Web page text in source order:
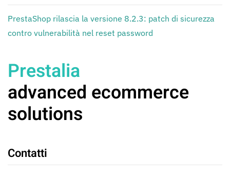
PrestaShop rilascia la versione 8.2.3: patch di sicurezza
contro vulnerabilità nel reset password
Prestalia
advanced ecommerce
solutions
Contatti